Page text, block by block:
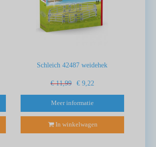
Schleich 42487 weidehek
€ 11,99 € 9,22
Meer informatie
In winkelwagen